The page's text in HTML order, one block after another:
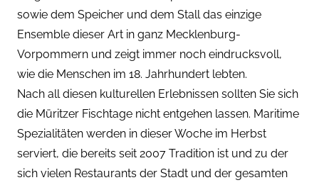
sowie dem Speicher und dem Stall das einzige
Ensemble dieser Art in ganz Mecklenburg-
Vorpommern und zeigt immer noch eindrucksvoll,
wie die Menschen im 18. Jahrhundert lebten.
Nach all diesen kulturellen Erlebnissen sollten Sie sich
die Müritzer Fischtage nicht entgehen lassen. Maritime
Spezialitäten werden in dieser Woche im Herbst
serviert, die bereits seit 2007 Tradition ist und zu der
sich vielen Restaurants der Stadt und der gesamten